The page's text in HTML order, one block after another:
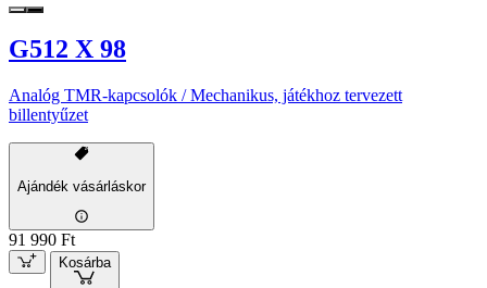
G512 X 98
Analóg TMR-kapcsolók / Mechanikus, játékhoz tervezett
billentyűzet
Ajándék vásárláskor
91 990 Ft
Kosárba